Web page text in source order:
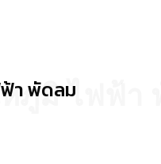
มิ ไฟฟ้า
า พัดลม